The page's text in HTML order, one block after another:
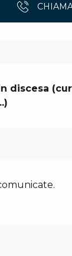
discesa